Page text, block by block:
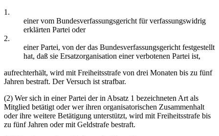
1.
einer vom Bundesverfassungsgericht für verfassungswidrig
erklärten Partei oder
2.
einer Partei, von der das Bundesverfassungsgericht festgestellt
hat, daß sie Ersatzorganisation einer verbotenen Partei ist,
aufrechterhält, wird mit Freiheitsstrafe von drei Monaten bis zu fünf
Jahren bestraft. Der Versuch ist strafbar.
(2) Wer sich in einer Partei der in Absatz 1 bezeichneten Art als
Mitglied betätigt oder wer ihren organisatorischen Zusammenhalt
oder ihre weitere Betätigung unterstützt, wird mit Freiheitsstrafe bis
zu fünf Jahren oder mit Geldstrafe bestraft.